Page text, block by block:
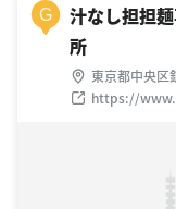
G
汁なし担担
所
東京都中央区
https://